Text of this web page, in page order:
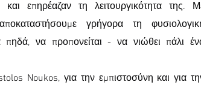
επηρέαζαν τη λειτουργικότητα της.
γρήγορα τη
πηδά, να προπονείται - να νιώθει πάλι
Noukos, για την εμπιστοσύνη και για